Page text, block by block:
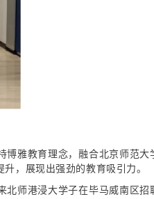
雅教育理念，融合北京师范
，展现出强劲的教育吸引力。
师港浸大学子在毕马威南区